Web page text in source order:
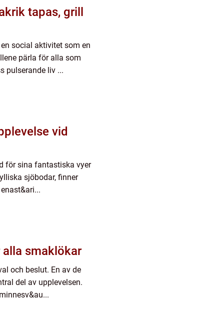
tapas, grill
social aktivitet som en
pärla för alla som
pulserande liv ...
vid
för sina fantastiska vyer
sjöbodar, finner
smaklökar
och beslut. En av de
del av upplevelsen.